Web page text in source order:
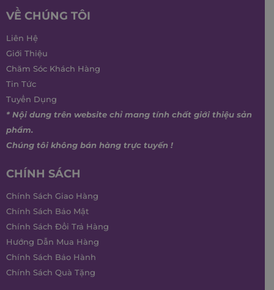
VỀ CHÚNG TÔI
Liên Hệ
Giới Thiệu
Chăm Sóc Khách Hàng
Tin Tức
Tuyển Dụng
* Nội dung trên website chỉ mang tính chất giới thiệu sản
phẩm.
Chúng tôi không bán hàng trực tuyến !
CHÍNH SÁCH
Chính Sách Giao Hàng
Chính Sách Bảo Mật
Chính Sách Đổi Trả Hàng
Hướng Dẫn Mua Hàng
Chính Sách Bảo Hành
Chính Sách Quà Tặng